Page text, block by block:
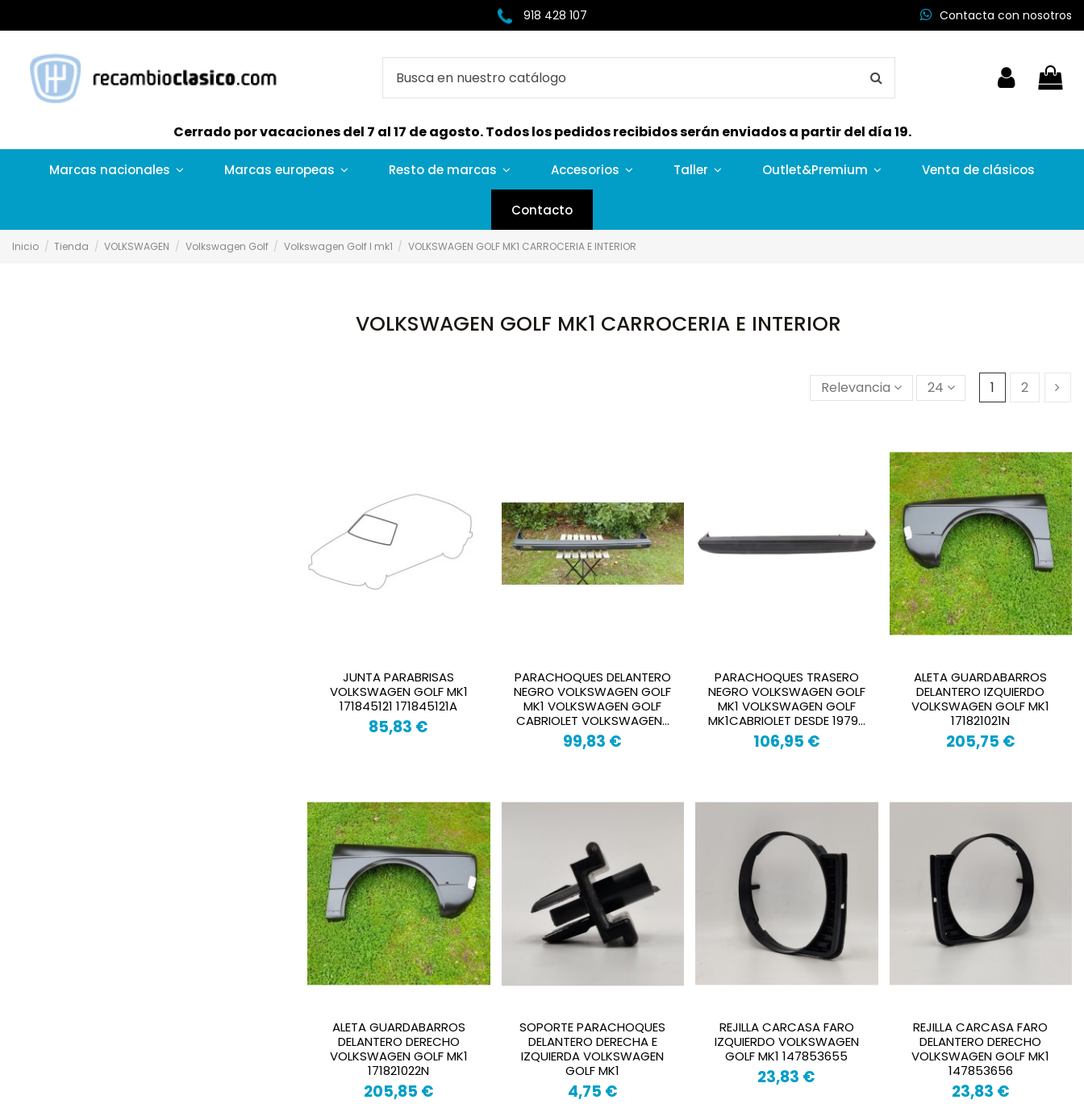
918 428 107 Contacta con nosotros
Cerrado por vacaciones del 7 al 17 de agosto. Todos los pedidos recibidos serán enviados a partir del día 19.
Marcas nacionales Marcas europeas Resto de marcas Accesorios Taller Outlet&Premium Venta de clásicos
Contacto
Inicio Tienda VOLKSWAGEN Volkswagen Golf Volkswagen Golf I mk1 VOLKSWAGEN GOLF MK1 CARROCERIA E INTERIOR
VOLKSWAGEN GOLF MK1 CARROCERIA E INTERIOR
Relevancia 24 1 2
JUNTA PARABRISAS
VOLKSWAGEN GOLF MK1
171845121 171845121A
85,83 €
PARACHOQUES DELANTERO
NEGRO VOLKSWAGEN GOLF
MK1 VOLKSWAGEN GOLF
CABRIOLET VOLKSWAGEN...
99,83 €
PARACHOQUES TRASERO
NEGRO VOLKSWAGEN GOLF
MK1 VOLKSWAGEN GOLF
MK1CABRIOLET DESDE 1979...
106,95 €
ALETA GUARDABARROS
DELANTERO IZQUIERDO
VOLKSWAGEN GOLF MK1
171821021N
205,75 €
ALETA GUARDABARROS
DELANTERO DERECHO
VOLKSWAGEN GOLF MK1
171821022N
205,85 €
SOPORTE PARACHOQUES
DELANTERO DERECHA E
IZQUIERDA VOLKSWAGEN
GOLF MK1
4,75 €
REJILLA CARCASA FARO
IZQUIERDO VOLKSWAGEN
GOLF MK1 147853655
23,83 €
REJILLA CARCASA FARO
DELANTERO DERECHO
VOLKSWAGEN GOLF MK1
147853656
23,83 €